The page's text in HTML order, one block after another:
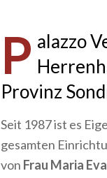
P alazzo
Provinz
Seit 1987 ist es
gesamten
von Frau Maria